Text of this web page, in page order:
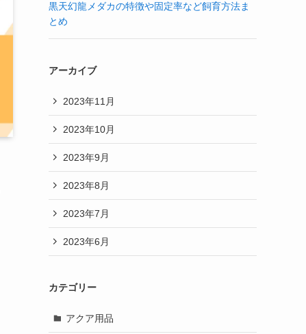
黒天幻龍メダカの特徴や固定率など飼育方法ま
とめ
アーカイブ
2023年11月
2023年10月
2023年9月
2023年8月
2023年7月
2023年6月
カテゴリー
アクア用品